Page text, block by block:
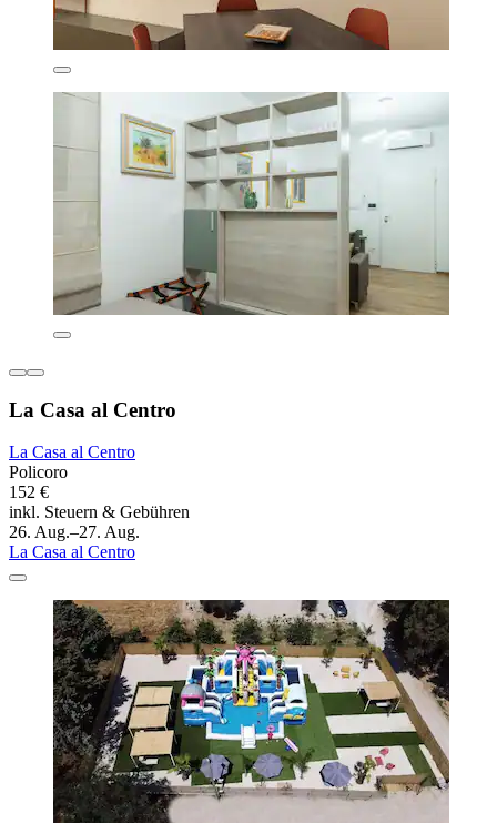
La Casa al Centro
La Casa al Centro
Policoro
152 €
inkl. Steuern & Gebühren
26. Aug.–27. Aug.
La Casa al Centro